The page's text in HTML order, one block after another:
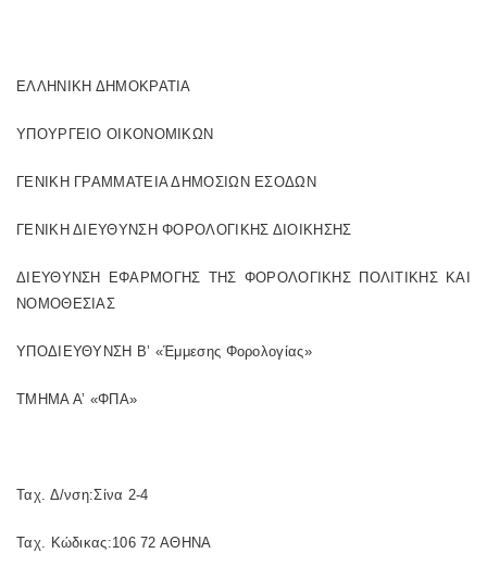
ΕΛΛΗΝΙΚΗ ΔΗΜΟΚΡΑΤΙΑ
ΥΠΟΥΡΓΕΙΟ ΟΙΚΟΝΟΜΙΚΩΝ
ΓΕΝΙΚΗ ΓΡΑΜΜΑΤΕΙΑ ΔΗΜΟΣΙΩΝ ΕΣΟΔΩΝ
ΓΕΝΙΚΗ ΔΙΕΥΘΥΝΣΗ ΦΟΡΟΛΟΓΙΚΗΣ ΔΙΟΙΚΗΣΗΣ
ΔΙΕΥΘΥΝΣΗ ΕΦΑΡΜΟΓΗΣ ΤΗΣ ΦΟΡΟΛΟΓΙΚΗΣ ΠΟΛΙΤΙΚΗΣ ΚΑΙ
ΝΟΜΟΘΕΣΙΑΣ
ΥΠΟΔΙΕΥΘΥΝΣΗ Β’ «Έμμεσης Φορολογίας»
ΤΜΗΜΑ Α’ «ΦΠΑ»
Ταχ. Δ/νση:Σίνα 2-4
Ταχ. Κώδικας:106 72 ΑΘΗΝΑ